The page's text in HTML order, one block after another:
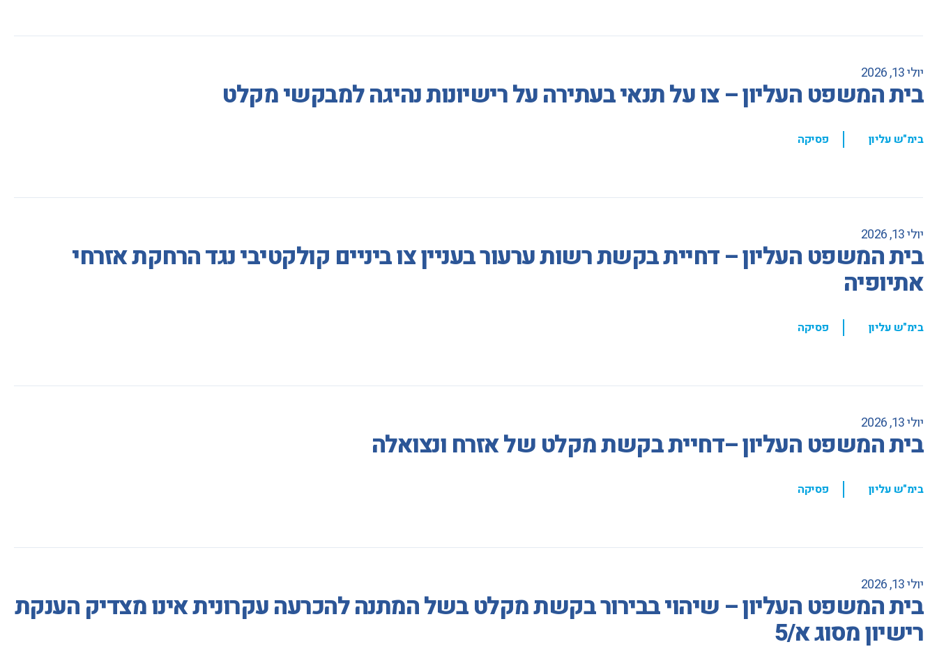
יולי 13, 2026
בית המשפט העליון – צו על תנאי בעתירה על רישיונות נהיגה למבקשי מקלט
בימ"ש עליון , פסיקה
יולי 13, 2026
בית המשפט העליון – דחיית בקשת רשות ערעור בעניין צו ביניים קולקטיבי נגד הרחקת אזרחי
אתיופיה
בימ"ש עליון , פסיקה
יולי 13, 2026
בית המשפט העליון –דחיית בקשת מקלט של אזרח ונצואלה
בימ"ש עליון , פסיקה
יולי 13, 2026
בית המשפט העליון – שיהוי בבירור בקשת מקלט בשל המתנה להכרעה עקרונית אינו מצדיק הענקת
רישיון מסוג א/5